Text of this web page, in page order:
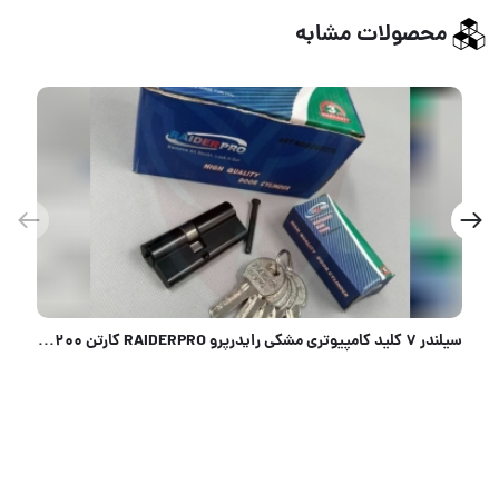
محصولات مشابه
سیلندر ۷ کلید کامپیوتری مشکی فرل FEREL کارتن ۱۵۰ عدد